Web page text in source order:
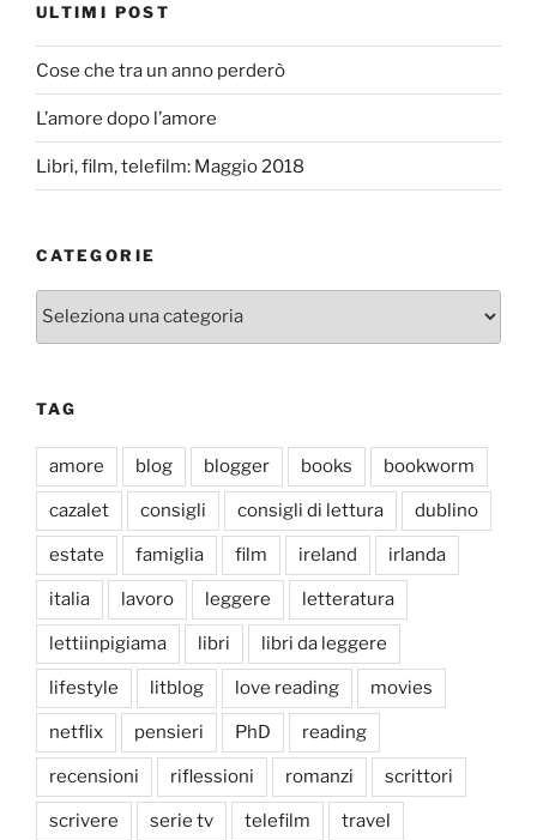
ULTIMI POST
Cose che tra un anno perderò
L’amore dopo l’amore
Libri, film, telefilm: Maggio 2018
CATEGORIE
TAG
amore blog blogger books bookworm
cazalet consigli consigli di lettura dublino
estate famiglia film ireland irlanda
italia lavoro leggere letteratura
lettiinpigiama libri libri da leggere
lifestyle litblog love reading movies
netflix pensieri PhD reading
recensioni riflessioni romanzi scrittori
scrivere serie tv telefilm travel